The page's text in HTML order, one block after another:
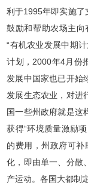
利于1995年即实施了
鼓励和帮助农场主
“有机农业发展中期
计划，2000年4月份
发展中国家也已开始
发展生态农业，对进
国一些州政府就是这
获得“环境质量激励
的费用，州政府可
化，即由单一、分散
产运动。各国大都制